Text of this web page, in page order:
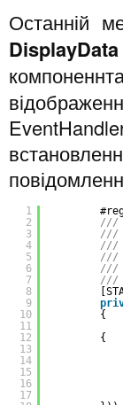
Останній
DisplayData
1
2
3
4
5
6
7
8
9
10
11
12
13
14
15
16
17
///
///
///
///
///
///
{
{